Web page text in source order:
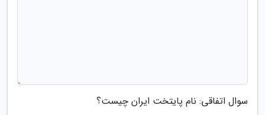
سوال اتفاقی: نام پایتخت ایران چیست؟